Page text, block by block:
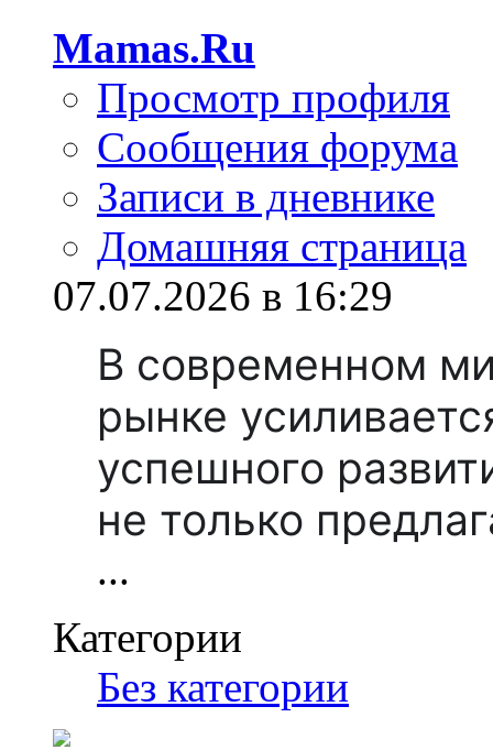
Mamas.Ru
Просмотр профиля
Сообщения форума
Записи в дневнике
Домашняя страница
07.07.2026 в 16:29
В современном
рынке
успешного
не только
...
Категории
Без категории